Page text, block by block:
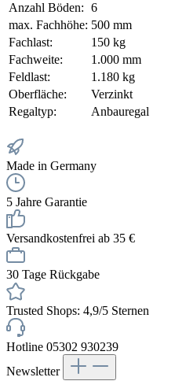
Anzahl Böden: 6
max. Fachhöhe: 500 mm
Fachlast:
150 kg
Fachweite:
1.000 mm
Feldlast:
1.180 kg
Oberfläche:
Verzinkt
Regaltyp:
Anbauregal
Made in Germany
5 Jahre Garantie
Versandkostenfrei ab 35 €
30 Tage Rückgabe
Trusted Shops: 4,9/5 Sternen
Hotline 05302 930239
Newsletter